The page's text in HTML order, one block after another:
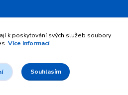
sběr cookies.
pruhy 💙 srdce z duhy | Vytvořil
Maier
k poskytování svých služeb soubory
Více informací.
Souhlasím